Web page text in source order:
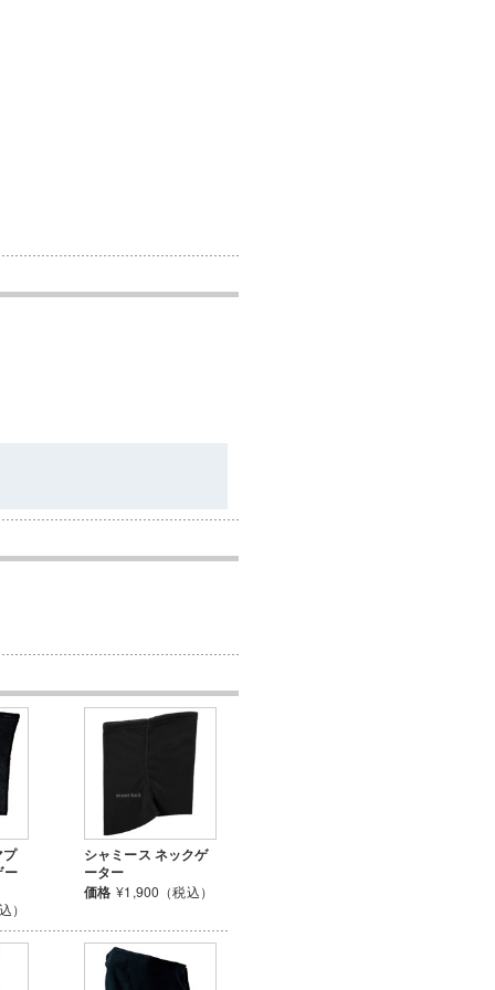
プ
ー
）
シャミース ネックゲ
ーター
価格 ¥1,900（税込）